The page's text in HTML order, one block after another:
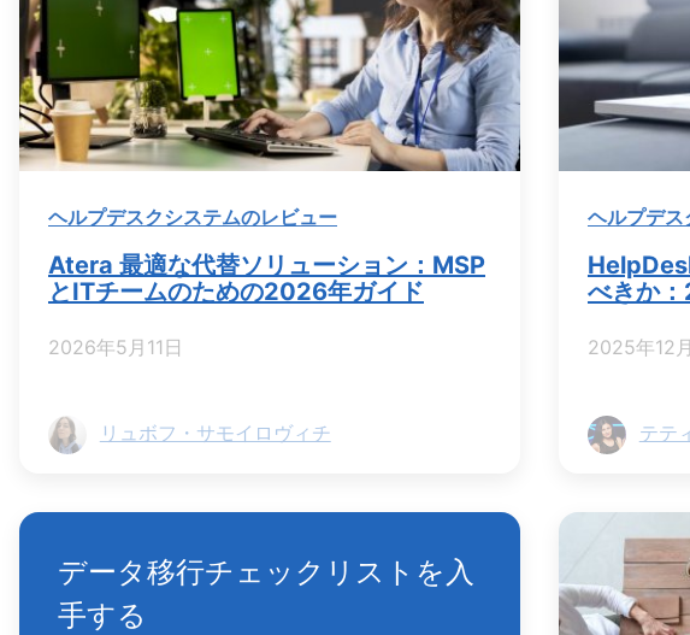
ヘルプデスクシステムのレビュー
Atera 最適な代替ソリューション：MSP
とITチームのための2026年ガイド
2026年5月11日
リュボフ・サモイロヴィチ
ヘルプデス
べきか
2025年12
テテ
データ移行チェックリストを入
手する